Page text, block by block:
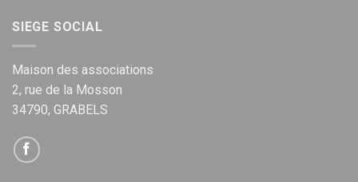
SIEGE SOCIAL
Maison des associations
2, rue de la Mosson
34790, GRABELS